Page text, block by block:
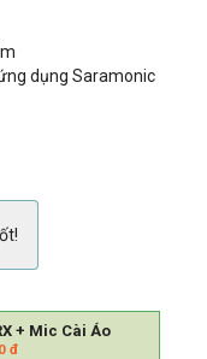
dụng Saramonic
+ Mic Cài Áo
đ